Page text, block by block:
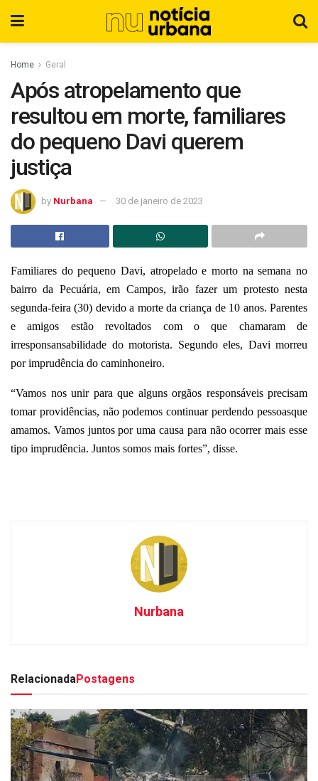
Home Geral
Após atropelamento que
resultou em morte, familiares
do pequeno Davi querem
justiça
by Nurbana 30 de janeiro de 2023
Familiares do pequeno Davi, atropelado e morto na semana no
bairro da Pecuária, em Campos, irão fazer um protesto nesta
segunda-feira (30) devido a morte da criança de 10 anos. Parentes
e amigos estão revoltados com o que chamaram de
irresponsansabilidade do motorista. Segundo eles, Davi morreu
por imprudência do caminhoneiro.
“Vamos nos unir para que alguns orgãos responsáveis precisam
tomar providências, não podemos continuar perdendo pessoasque
amamos. Vamos juntos por uma causa para não ocorrer mais esse
tipo imprudência. Juntos somos mais fortes”, disse.
Nurbana
RelacionadaPostagens